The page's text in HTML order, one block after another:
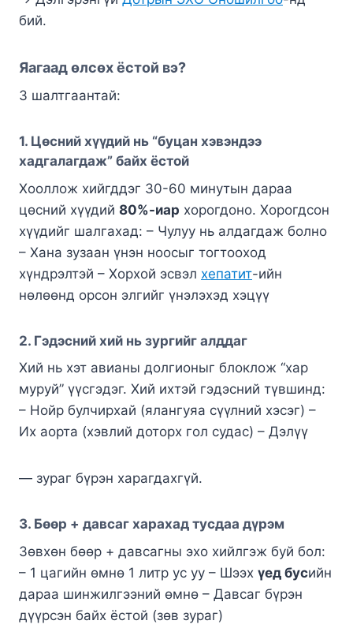
бий.
Яагаад өлсөх ёстой вэ?
3 шалтгаантай:
1. Цөсний хүүдий нь “буцан хэвэндээ
хадгалагдаж” байх ёстой
Хооллож хийгддэг 30-60 минутын дараа
цөсний хүүдий 80%-иар хорогдоно. Хорогдсон
хүүдийг шалгахад: – Чулуу нь алдагдаж болно
– Хана зузаан үнэн ноосыг тогтооход
хүндрэлтэй – Хорхой эсвэл хепатит-ийн
нөлөөнд орсон элгийг үнэлэхэд хэцүү
2. Гэдэсний хий нь зургийг алддаг
Хий нь хэт авианы долгионыг блоклож “хар
муруй” үүсгэдэг. Хий ихтэй гэдэсний түвшинд:
– Нойр булчирхай (ялангуяа сүүлний хэсэг) –
Их аорта (хэвлий доторх гол судас) – Дэлүү
— зураг бүрэн харагдахгүй.
3. Бөөр + давсаг харахад тусдаа дүрэм
Зөвхөн бөөр + давсагны эхо хийлгэж буй бол:
– 1 цагийн өмнө 1 литр ус уу – Шээх үед бусийн
дараа шинжилгээний өмнө – Давсаг бүрэн
дүүрсэн байх ёстой (зөв зураг)